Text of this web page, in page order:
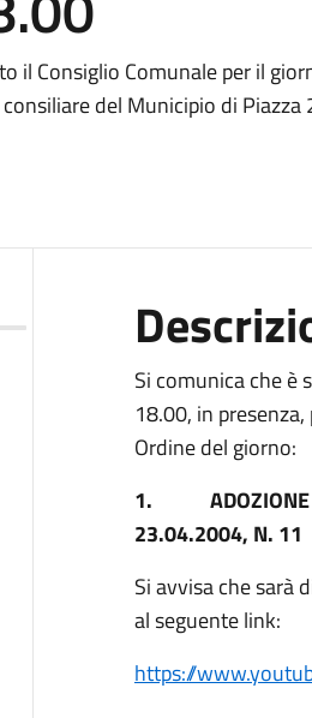
il Consiglio Comunale per il
del Municipio di Piazza
Si comunica che è
18.00, in
Ordine del giorno:
1.
23.04.2004, N. 11
Si avvisa che sarà
al seguente link:
https://